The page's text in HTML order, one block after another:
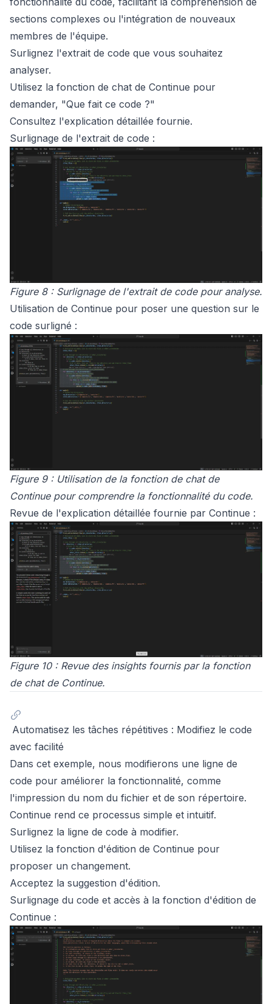
sections complexes ou l'intégration de nouveaux
membres de l'équipe.
Surlignez l'extrait de code que vous souhaitez
analyser.
Utilisez la fonction de chat de Continue pour
demander, "Que fait ce code ?"
Consultez l'explication détaillée fournie.
Surlignage de l'extrait de code :
Figure 8 : Surlignage de l'extrait de code pour analyse.
Utilisation de Continue pour poser une question sur le
code surligné :
Figure 9 : Utilisation de la fonction de chat de
Continue pour comprendre la fonctionnalité du code.
Revue de l'explication détaillée fournie par Continue :
Figure 10 : Revue des insights fournis par la fonction
de chat de Continue.
Automatisez les tâches répétitives : Modifiez le code
avec facilité
Dans cet exemple, nous modifierons une ligne de
code pour améliorer la fonctionnalité, comme
l'impression du nom du fichier et de son répertoire.
Continue rend ce processus simple et intuitif.
Surlignez la ligne de code à modifier.
Utilisez la fonction d'édition de Continue pour
proposer un changement.
Acceptez la suggestion d'édition.
Surlignage du code et accès à la fonction d'édition de
Continue :